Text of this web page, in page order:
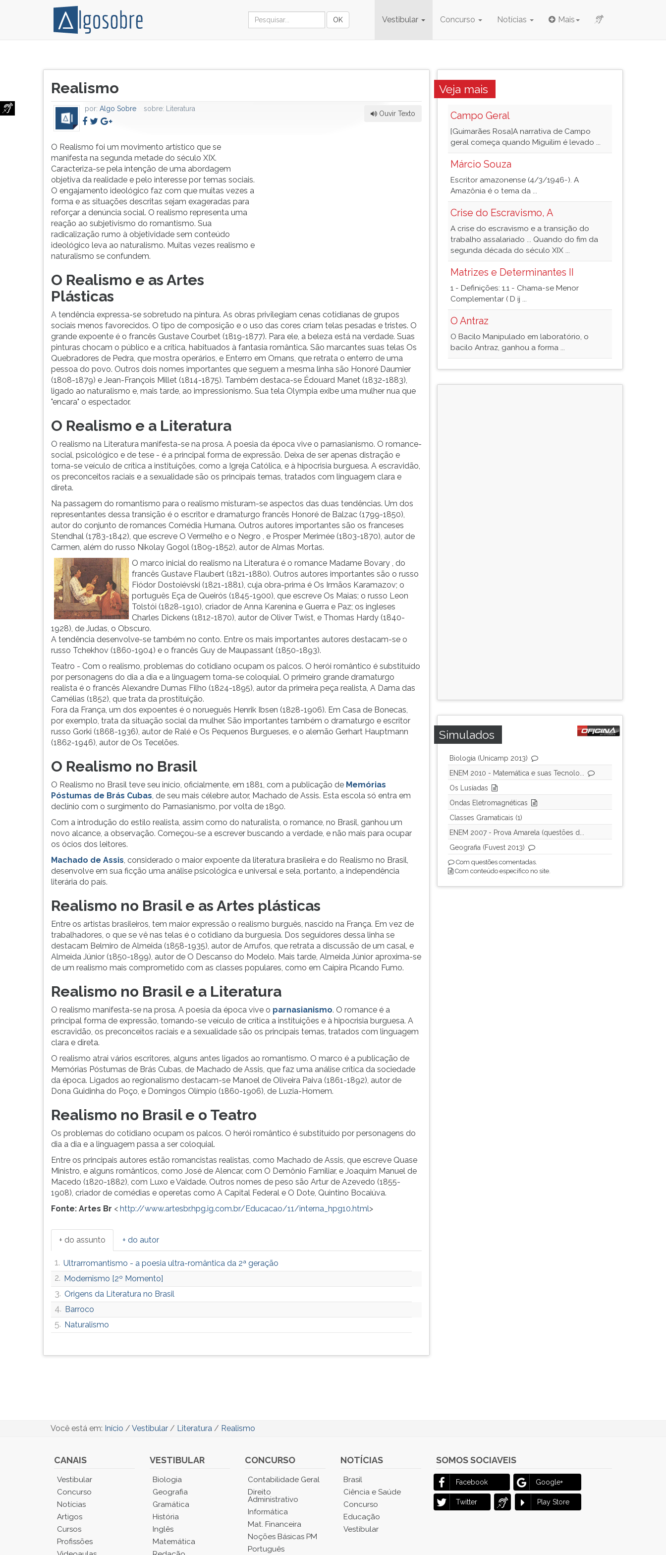
Vestibular Concurso Notícias Mais
manifesta
na
F
para
do
artigo:
Realismo
Ouvir Texto
por: Algo Sobre sobre: Literatura
O Realismo foi um movimento artístico que se
manifesta na segunda metade do século XIX.
Caracteriza-se pela intenção de uma abordagem
objetiva da realidade e pelo interesse por temas sociais.
O engajamento ideológico faz com que muitas vezes a
forma e as situações descritas sejam exageradas para
reforçar a denúncia social. O realismo representa uma
reação ao subjetivismo do romantismo. Sua
radicalização rumo à objetividade sem conteúdo
ideológico leva ao naturalismo. Muitas vezes realismo e
naturalismo se confundem.
O Realismo e as Artes
Plásticas
A tendência expressa-se sobretudo na pintura. As obras privilegiam cenas cotidianas de grupos
sociais menos favorecidos. O tipo de composição e o uso das cores criam telas pesadas e tristes. O
grande expoente é o francês Gustave Courbet (1819-1877). Para ele, a beleza está na verdade. Suas
pinturas chocam o público e a crítica, habituados à fantasia romântica. São marcantes suas telas Os
Quebradores de Pedra, que mostra operários, e Enterro em Ornans, que retrata o enterro de uma
pessoa do povo. Outros dois nomes importantes que seguem a mesma linha são Honoré Daumier
(1808-1879) e Jean-François Millet (1814-1875). Também destaca-se Édouard Manet (1832-1883),
ligado ao naturalismo e, mais tarde, ao impressionismo. Sua tela Olympia exibe uma mulher nua que
"encara" o espectador.
O Realismo e a Literatura
O realismo na Literatura manifesta-se na prosa. A poesia da época vive o parnasianismo. O romance-
social, psicológico e de tese - é a principal forma de expressão. Deixa de ser apenas distração e
torna-se veículo de crítica a instituições, como a Igreja Católica, e à hipocrisia burguesa. A escravidão,
os preconceitos raciais e a sexualidade são os principais temas, tratados com linguagem clara e
direta.
Na passagem do romantismo para o realismo misturam-se aspectos das duas tendências. Um dos
representantes dessa transição é o escritor e dramaturgo francês Honoré de Balzac (1799-1850),
autor do conjunto de romances Comédia Humana. Outros autores importantes são os franceses
Stendhal (1783-1842), que escreve O Vermelho e o Negro , e Prosper Merimée (1803-1870), autor de
Carmen, além do russo Nikolay Gogol (1809-1852), autor de Almas Mortas.
O marco inicial do realismo na Literatura é o romance Madame Bovary , do
francês Gustave Flaubert (1821-1880). Outros autores importantes são o russo
Fiódor Dostoiévski (1821-1881), cuja obra-prima é Os Irmãos Karamazov; o
português Eça de Queirós (1845-1900), que escreve Os Maias; o russo Leon
Tolstói (1828-1910), criador de Anna Karenina e Guerra e Paz; os ingleses
Charles Dickens (1812-1870), autor de Oliver Twist, e Thomas Hardy (1840-
1928), de Judas, o Obscuro.
A tendência desenvolve-se também no conto. Entre os mais importantes autores destacam-se o
russo Tchekhov (1860-1904) e o francês Guy de Maupassant (1850-1893).
Teatro - Com o realismo, problemas do cotidiano ocupam os palcos. O herói romântico é substituído
por personagens do dia a dia e a linguagem torna-se coloquial. O primeiro grande dramaturgo
realista é o francês Alexandre Dumas Filho (1824-1895), autor da primeira peça realista, A Dama das
Camélias (1852), que trata da prostituição.
Fora da França, um dos expoentes é o norueguês Henrik Ibsen (1828-1906). Em Casa de Bonecas,
por exemplo, trata da situação social da mulher. São importantes também o dramaturgo e escritor
russo Gorki (1868-1936), autor de Ralé e Os Pequenos Burgueses, e o alemão Gerhart Hauptmann
(1862-1946), autor de Os Tecelões.
O Realismo no Brasil
O Realismo no Brasil teve seu início, oficialmente, em 1881, com a publicação de Memórias
Póstumas de Brás Cubas, de seu mais célebre autor, Machado de Assis. Esta escola só entra em
declínio com o surgimento do Parnasianismo, por volta de 1890.
Com a introdução do estilo realista, assim como do naturalista, o romance, no Brasil, ganhou um
novo alcance, a observação. Começou-se a escrever buscando a verdade, e não mais para ocupar
os ócios dos leitores.
Machado de Assis, considerado o maior expoente da literatura brasileira e do Realismo no Brasil,
desenvolve em sua ficção uma análise psicológica e universal e sela, portanto, a independência
literária do país.
Realismo no Brasil e as Artes plásticas
Entre os artistas brasileiros, tem maior expressão o realismo burguês, nascido na França. Em vez de
trabalhadores, o que se vê nas telas é o cotidiano da burguesia. Dos seguidores dessa linha se
destacam Belmiro de Almeida (1858-1935), autor de Arrufos, que retrata a discussão de um casal, e
Almeida Júnior (1850-1899), autor de O Descanso do Modelo. Mais tarde, Almeida Júnior aproxima-se
de um realismo mais comprometido com as classes populares, como em Caipira Picando Fumo.
Realismo no Brasil e a Literatura
O realismo manifesta-se na prosa. A poesia da época vive o parnasianismo. O romance é a
principal forma de expressão, tornando-se veículo de crítica a instituições e à hipocrisia burguesa. A
escravidão, os preconceitos raciais e a sexualidade são os principais temas, tratados com linguagem
clara e direta.
O realismo atrai vários escritores, alguns antes ligados ao romantismo. O marco é a publicação de
Memórias Póstumas de Brás Cubas, de Machado de Assis, que faz uma análise crítica da sociedade
da época. Ligados ao regionalismo destacam-se Manoel de Oliveira Paiva (1861-1892), autor de
Dona Guidinha do Poço, e Domingos Olímpio (1860-1906), de Luzia-Homem.
Realismo no Brasil e o Teatro
Os problemas do cotidiano ocupam os palcos. O herói romântico é substituído por personagens do
dia a dia e a linguagem passa a ser coloquial.
Entre os principais autores estão romancistas realistas, como Machado de Assis, que escreve Quase
Ministro, e alguns românticos, como José de Alencar, com O Demônio Familiar, e Joaquim Manuel de
Macedo (1820-1882), com Luxo e Vaidade. Outros nomes de peso são Artur de Azevedo (1855-
1908), criador de comédias e operetas como A Capital Federal e O Dote, Quintino Bocaiúva.
Fonte: Artes Br < http://www.artesbr.hpg.ig.com.br/Educacao/11/interna_hpg10.html>
+ do assunto + do autor
1. Ultrarromantismo - a poesia ultra-romântica da 2ª geração
2. Modernismo [2º Momento]
3. Origens da Literatura no Brasil
4. Barroco
5. Naturalismo
Veja mais
Campo Geral
[Guimarães Rosa]A narrativa de Campo
geral começa quando Miguilim é levado ...
Márcio Souza
Escritor amazonense (4/3/1946-). A
Amazônia é o tema da ...
Crise do Escravismo, A
A crise do escravismo e a transição do
trabalho assalariado ... Quando do fim da
segunda década do século XIX ...
Matrizes e Determinantes II
1 - Definições: 1.1 - Chama-se Menor
Complementar ( D ij ...
O Antraz
O Bacilo Manipulado em laboratório, o
bacilo Antraz, ganhou a forma ...
Simulados
Biologia (Unicamp 2013)
ENEM 2010 - Matemática e suas Tecnolo...
Os Lusíadas
Ondas Eletromagnéticas
Classes Gramaticais (1)
ENEM 2007 - Prova Amarela (questões d...
Geografia (Fuvest 2013)
Com questões comentadas.
Com conteúdo específico no site.
Você está em: Início / Vestibular / Literatura / Realismo
CANAIS
Você
está
Menu
Principal.
Pressione
TAB
e
Vestibular
Concurso
Notícias
Artigos
Cursos
Profissões
VESTIBULAR
Biologia
Geografia
Gramática
História
Inglês
Matemática
CONCURSO
Contabilidade Geral
Direito
Administrativo
Informática
Mat. Financeira
Noções Básicas PM
Português
NOTÍCIAS
Brasil
Ciência e Saúde
Concurso
Educação
Vestibular
SOMOS SOCIAVEIS
Facebook Google+
Twitter Play Store